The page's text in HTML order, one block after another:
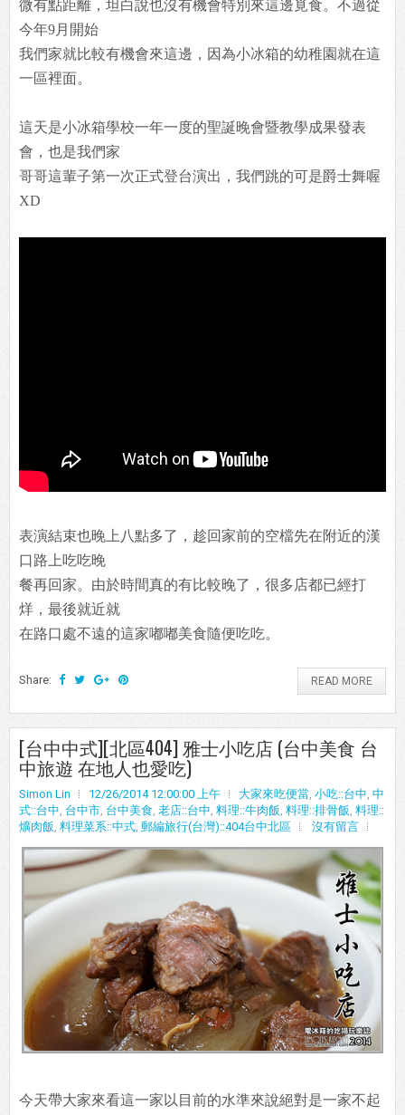
微有點距離，坦白說也沒有機會特別來這邊覓食。不過從
今年9月開始
我們家就比較有機會來這邊，因為小冰箱的幼稚園就在這
一區裡面。
這天是小冰箱學校一年一度的聖誕晚會暨教學成果發表
會，也是我們家
哥哥這輩子第一次正式登台演出，我們跳的可是爵士舞喔
XD
表演結束也晚上八點多了，趁回家前的空檔先在附近的漢
口路上吃吃晚
餐再回家。由於時間真的有比較晚了，很多店都已經打
烊，最後就近就
在路口處不遠的這家嘟嘟美食隨便吃吃。
Share: READ MORE
[台中中式][北區404] 雅士小吃店 (台中美食 台
中旅遊 在地人也愛吃)
Simon Lin 12/26/2014 12:00:00 上午 大家來吃便當, 小吃::台中, 中
式::台中, 台中市, 台中美食, 老店::台中, 料理::牛肉飯, 料理::排骨飯, 料理::
爌肉飯, 料理菜系::中式, 郵編旅行(台灣)::404台中北區 沒有留言
今天帶大家來看這一家以目前的水準來說絕對是一家不起